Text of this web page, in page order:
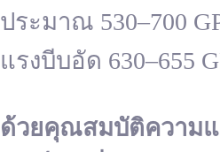
ประมาณ 530–700
แรงบีบอัด 630–655
ด้วยคุณสมบัติความแ